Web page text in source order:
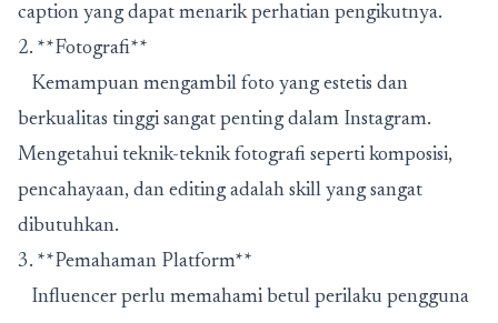
caption yang dapat menarik perhatian pengikutnya.
2. **Fotografi**
Kemampuan mengambil foto yang estetis dan
berkualitas tinggi sangat penting dalam Instagram.
Mengetahui teknik-teknik fotografi seperti komposisi,
pencahayaan, dan editing adalah skill yang sangat
dibutuhkan.
3. **Pemahaman Platform**
Influencer perlu memahami betul perilaku pengguna